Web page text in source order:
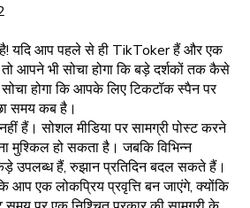
यदि आप पहले से ही TikToker हैं और एक
आपने भी सोचा होगा कि बड़े दर्शकों तक कैसे
होगा कि आपके लिए टिकटॉक स्पैन पर
समय कब है।
हैं। सोशल मीडिया पर सामग्री पोस्ट करने
मुश्किल हो सकता है। जबकि विभिन्न
उपलब्ध हैं, रुझान प्रतिदिन बदल सकते हैं।
आप एक लोकप्रिय प्रवृत्ति बन जाएंगे, क्योंकि